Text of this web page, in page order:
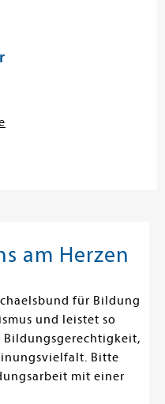
am Herzen
für Bildung
und leistet so
Bitte
mit einer